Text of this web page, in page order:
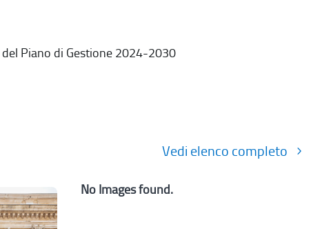
Piano di Gestione 2024-2030
Vedi elenco completo
No Images found.